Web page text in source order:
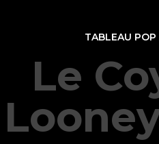
TABLEAU POP
Le